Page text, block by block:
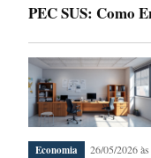
PEC SUS: Como
Economia 26/05/2026 às